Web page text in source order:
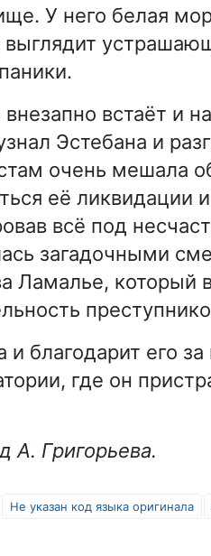
У него белая
выглядит
встаёт и
Эстебана и
очень мешала
её ликвидации
всё под
загадочными
Ламалье, который
и благодарит его
где он
А. Григорьева.
Не указан код языка оригинала